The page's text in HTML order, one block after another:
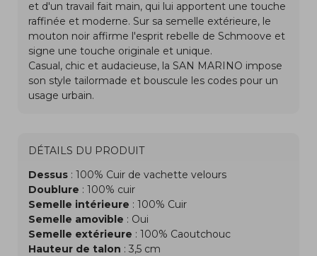
DÉTAILS DU PRODUIT
Dessus : 100% Cuir de vachette velours
Doublure : 100% cuir
Semelle intérieure : 100% Cuir
Semelle amovible : Oui
Semelle extérieure : 100% Caoutchouc
Hauteur de talon : 3,5 cm